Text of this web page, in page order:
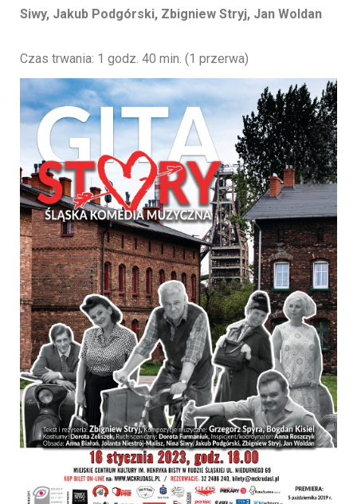
Siwy, Jakub Podgórski, Zbigniew Stryj, Jan Woldan
Czas trwania: 1 godz. 40 min. (1 przerwa)